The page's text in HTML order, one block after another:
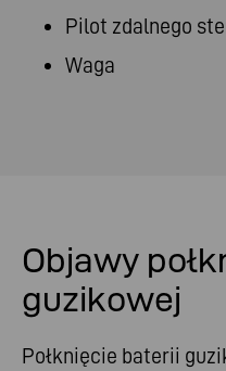
Pilot zdalnego
Waga
Objawy
guzikowej
Połknięcie baterii